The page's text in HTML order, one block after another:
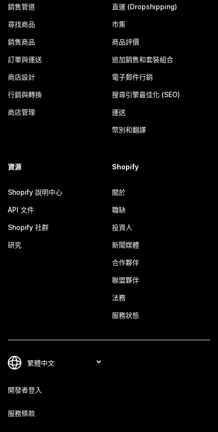
銷售管道
尋找商品
銷售商品
訂單與運送
商店設計
行銷與轉換
商店管理
直運 (Dropshipping)
市集
商品評價
追加銷售和套裝組合
電子郵件行銷
搜尋引擎最佳化 (SEO)
運送
幣別和翻譯
資源
Shopify 說明中心
API 文件
Shopify 社群
研究
Shopify
關於
職缺
投資人
新聞媒體
合作夥伴
聯盟夥伴
法務
服務狀態
開發者登入
服務條款